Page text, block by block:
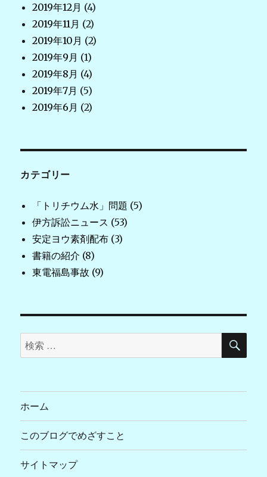
2019年12月 (4)
2019年11月 (2)
2019年10月 (2)
2019年9月 (1)
2019年8月 (4)
2019年7月 (5)
2019年6月 (2)
カテゴリー
「トリチウム水」問題 (5)
伊方訴訟ニュース (53)
安定ヨウ素剤配布 (3)
書籍の紹介 (8)
東電福島事故 (9)
検
索
象:
検
ホーム
このブログでめざすこと
サイトマップ